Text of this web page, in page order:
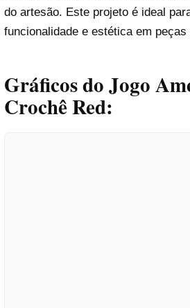
do artesão. Este projeto é ideal
funcionalidade e estética em peças
Gráficos do Jogo
Crochê Red: